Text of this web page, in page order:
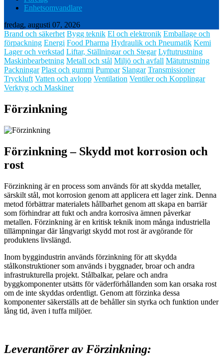
Enhetsomvandlare
fredag, augusti 07, 2026
Brand och säkerhet Bygg teknik El och elektronik Emballage och
förpackning Energi Food Pharma Hydraulik och Pneumatik Kemi
Lager och verkstad Liftar, Ställningar och Stegar Lyftutrustning
Maskinbearbetning Metall och stål Miljö och avfall Mätutrustning
Packningar Plast och gummi Pumpar Slangar Transmissioner
Tryckluft Vatten och avlopp Ventilation Ventiler och Kopplingar
Verktyg och Maskiner
Förzinkning
Förzinkning – Skydd mot korrosion och
rost
Förzinkning är en process som används för att skydda metaller,
särskilt stål, mot korrosion genom att applicera ett lager zink. Denna
metod förbättrar materialets hållbarhet genom att skapa en barriär
som förhindrar att fukt och andra korrosiva ämnen påverkar
metallen. Förzinkning är en kritisk teknik inom många industriella
tillämpningar där långvarigt skydd mot rost är avgörande för
produktens livslängd.
Inom byggindustrin används förzinkning för att skydda
stålkonstruktioner som används i byggnader, broar och andra
infrastrukturella projekt. Stålbalkar, pelare och andra
byggkomponenter utsätts för väderförhållanden som kan orsaka rost
om de inte skyddas ordentligt. Genom att förzinka dessa
komponenter säkerställs att de behåller sin styrka och funktion under
lång tid, även i tuffa miljöer.
Leverantörer av Förzinkning: